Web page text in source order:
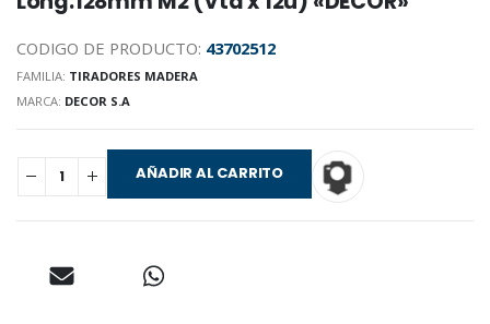
CODIGO DE PRODUCTO: 43702512
FAMILIA: TIRADORES MADERA
MARCA: DECOR S.A
AÑADIR AL CARRITO